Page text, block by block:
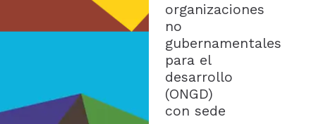
organizaciones
no
gubernamentales
para el
desarrollo
(ONGD)
con sede